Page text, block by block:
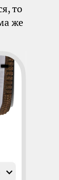
то
же